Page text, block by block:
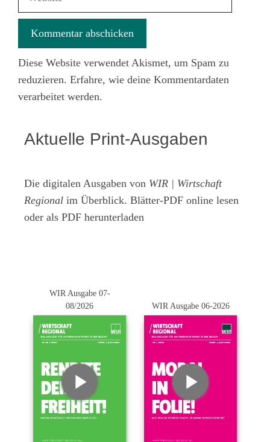
Diese Website verwendet Akismet, um Spam zu
reduzieren. Erfahre, wie deine Kommentardaten
verarbeitet werden.
Aktuelle Print-Ausgaben
Die digitalen Ausgaben von WIR | Wirtschaft
Regional im Überblick. Blätter-PDF online lesen
oder als PDF herunterladen
WIR Ausgabe 07-
08/2026
WIR Ausgabe 06-2026